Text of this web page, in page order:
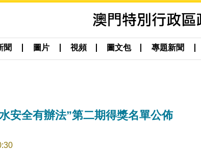
聞 圖片 視頻 圖文包 專題新聞
安全有辦法”第二期得獎名單公佈